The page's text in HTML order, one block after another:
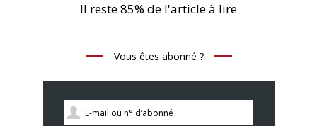
Il reste 85% de l'article à lire
Vous êtes abonné ?